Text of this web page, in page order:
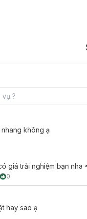
không ạ
giá trải nghiệm bạn nha
0
hay sao ạ